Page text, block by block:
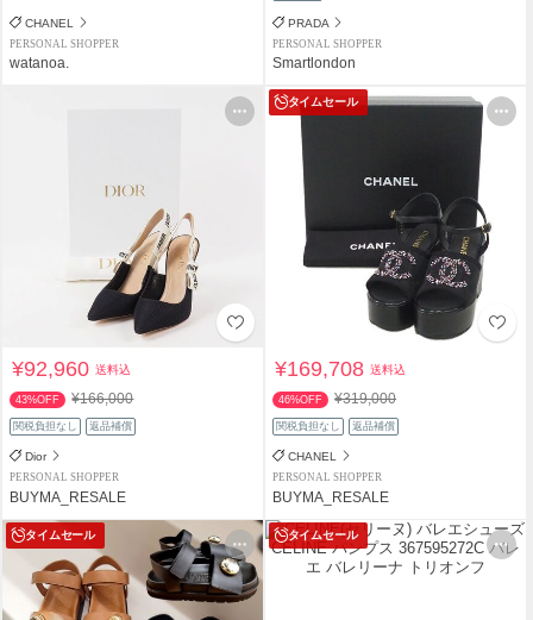
CHANEL
PERSONAL SHOPPER
watanoa.
PRADA
PERSONAL SHOPPER
Smartlondon
¥92,960送料込
43%OFF ¥166,000
関税負担なし 返品補償
Dior
PERSONAL SHOPPER
BUYMA_RESALE
タイムセール
¥169,708送料込
46%OFF ¥319,000
関税負担なし 返品補償
CHANEL
PERSONAL SHOPPER
BUYMA_RESALE
タイムセール タイムセール